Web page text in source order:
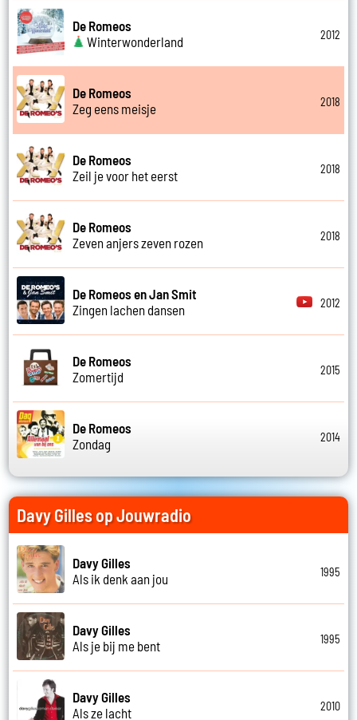
De Romeos
Winterwonderland
2012
De Romeos
Zeg eens meisje
2018
De Romeos
Zeil je voor het eerst
2018
De Romeos
Zeven anjers zeven rozen
2018
De Romeos en Jan Smit
Zingen lachen dansen
2012
De Romeos
Zomertijd
2015
De Romeos
Zondag
2014
Davy Gilles op Jouwradio
Davy Gilles
Als ik denk aan jou
1995
Davy Gilles
Als je bij me bent
1995
Davy Gilles
Als ze lacht
2010